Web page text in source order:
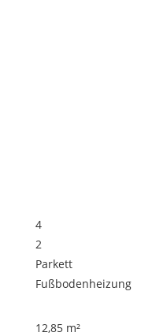
4
2
Parkett
Fußbodenheizung
12,85 m²